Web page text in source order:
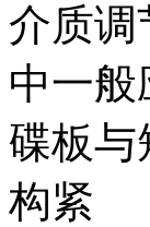
介质调
中一般
碟板与
构紧